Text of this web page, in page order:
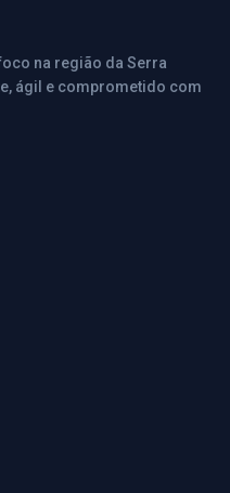
na região da Serra
ágil e comprometido com